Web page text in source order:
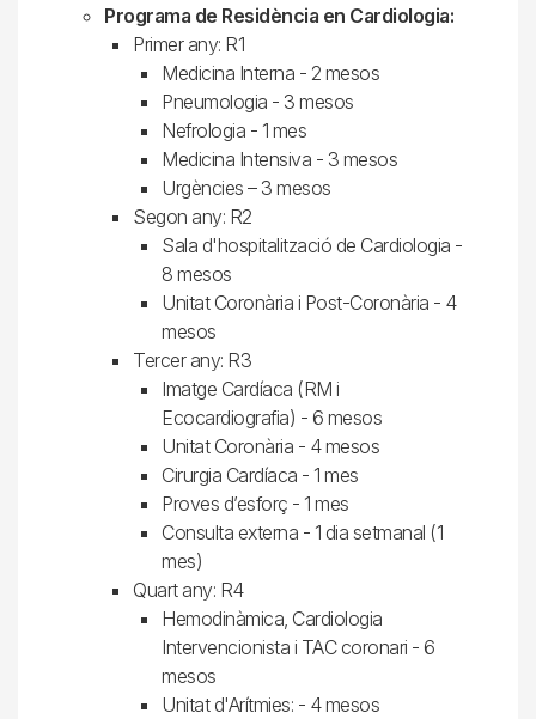
Programa de Residència en Cardiologia:
Primer any: R1
Medicina Interna - 2 mesos
Pneumologia - 3 mesos
Nefrologia - 1 mes
Medicina Intensiva - 3 mesos
Urgències – 3 mesos
Segon any: R2
Sala d'hospitalització de Cardiologia -
8 mesos
Unitat Coronària i Post-Coronària - 4
mesos
Tercer any: R3
Imatge Cardíaca (RM i
Ecocardiografia) - 6 mesos
Unitat Coronària - 4 mesos
Cirurgia Cardíaca - 1 mes
Proves d’esforç - 1 mes
Consulta externa - 1 dia setmanal (1
mes)
Quart any: R4
Hemodinàmica, Cardiologia
Intervencionista i TAC coronari - 6
mesos
Unitat d'Arítmies: - 4 mesos